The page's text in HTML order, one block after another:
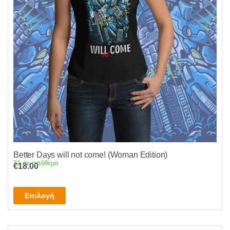
να
επιλεγούν
στη
σελίδα
του
προϊόντος
Better Days will not come! (Woman Edition)
€18.00
31 σε απόθεμα
Επιλογή
το